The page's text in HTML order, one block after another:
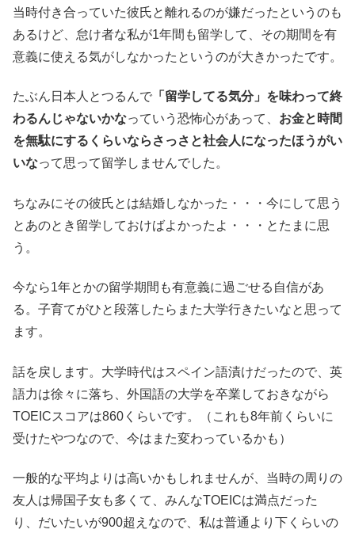
当時付き合っていた彼氏と離れるのが嫌だったというのも
あるけど、怠け者な私が1年間も留学して、その期間を有
意義に使える気がしなかったというのが大きかったです。
たぶん日本人とつるんで 「留学してる気分」を味わって終
わるんじゃないかなっていう恐怖心があって、 お金と時間
を無駄にするくらいならさっさと社会人になったほうがい
いなって思って留学しませんでした。
ちなみにその彼氏とは結婚しなかった・・・今にして思う
とあのとき留学しておけばよかったよ・・・とたまに思
う。
今なら1年とかの留学期間も有意義に過ごせる自信があ
る。子育てがひと段落したらまた大学行きたいなと思って
ます。
話を戻します。大学時代はスペイン語漬けだったので、英
語力は徐々に落ち、外国語の大学を卒業しておきながら
TOEICスコアは860くらいです。（これも8年前くらいに
受けたやつなので、今はまた変わっているかも）
一般的な平均よりは高いかもしれませんが、当時の周りの
友人は帰国子女も多くて、みんなTOEICは満点だった
り、だいたいが900超えなので、私は普通より下くらいの